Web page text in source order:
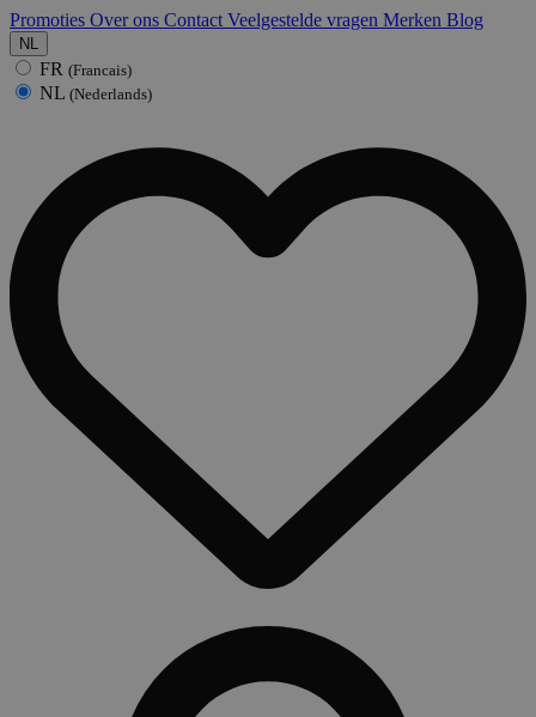
Promoties Over ons Contact Veelgestelde vragen Merken Blog
NL
FR (Francais)
NL (Nederlands)